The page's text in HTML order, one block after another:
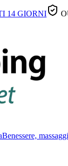
14 GIORNI
Benessere,